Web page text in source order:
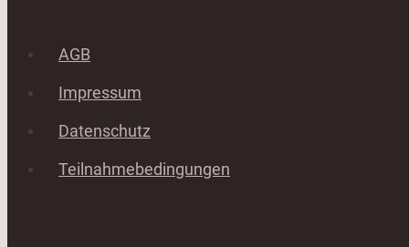
AGB
Impressum
Datenschutz
Teilnahmebedingungen